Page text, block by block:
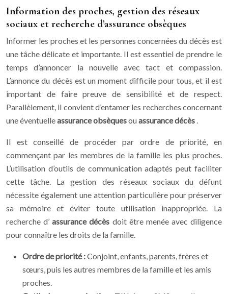
Information des proches, gestion des réseaux
sociaux et recherche d’assurance obsèques
Informer les proches et les personnes concernées du décès est
une tâche délicate et importante. Il est essentiel de prendre le
temps d’annoncer la nouvelle avec tact et compassion.
L’annonce du décès est un moment difficile pour tous, et il est
important de faire preuve de sensibilité et de respect.
Parallèlement, il convient d’entamer les recherches concernant
une éventuelleassurance obsèquesouassurance décès .
Il est conseillé de procéder par ordre de priorité, en
commençant par les membres de la famille les plus proches.
L’utilisation d’outils de communication adaptés peut faciliter
cette tâche. La gestion des réseaux sociaux du défunt
nécessite également une attention particulière pour préserver
sa mémoire et éviter toute utilisation inappropriée. La
recherche d’assurance décès doit être menée avec diligence
pour connaître les droits de la famille.
Ordre de priorité :Conjoint, enfants, parents, frères et
sœurs, puis les autres membres de la famille et les amis
proches.